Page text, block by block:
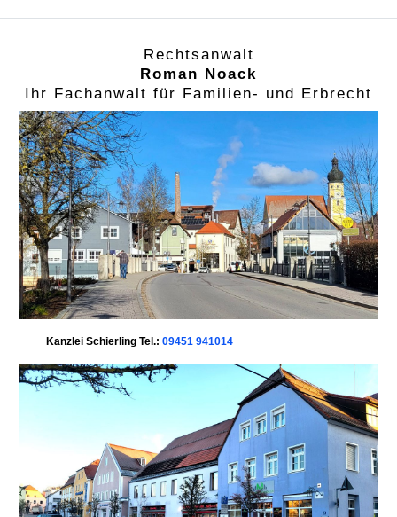
Rechtsanwalt
Roman Noack
Ihr Fachanwalt für Familien- und Erbrecht
Kanzlei Schierling Tel.:09451 941014